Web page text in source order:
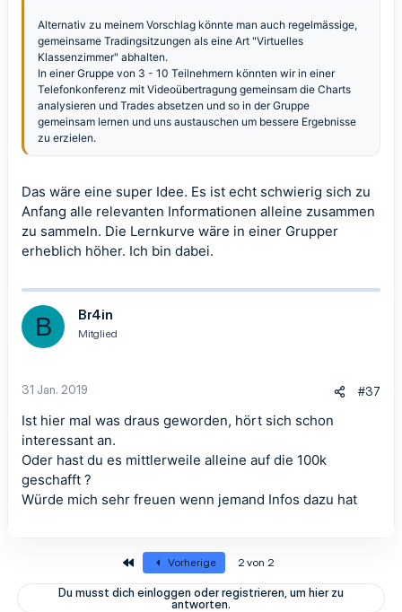
Alternativ zu meinem Vorschlag könnte man auch regelmässige,
gemeinsame Tradingsitzungen als eine Art "Virtuelles
Klassenzimmer" abhalten.
In einer Gruppe von 3 - 10 Teilnehmern könnten wir in einer
Telefonkonferenz mit Videoübertragung gemeinsam die Charts
analysieren und Trades absetzen und so in der Gruppe
gemeinsam lernen und uns austauschen um bessere Ergebnisse
zu erzielen.
Das wäre eine super Idee. Es ist echt schwierig sich zu
Anfang alle relevanten Informationen alleine zusammen
zu sammeln. Die Lernkurve wäre in einer Grupper
erheblich höher. Ich bin dabei.
B Br4in
Mitglied
31 Jan. 2019 #37
Ist hier mal was draus geworden, hört sich schon
interessant an.
Oder hast du es mittlerweile alleine auf die 100k
geschafft ?
Würde mich sehr freuen wenn jemand Infos dazu hat
Erste Vorherige 2 von 2
Du musst dich einloggen oder registrieren, um hier zu
antworten.